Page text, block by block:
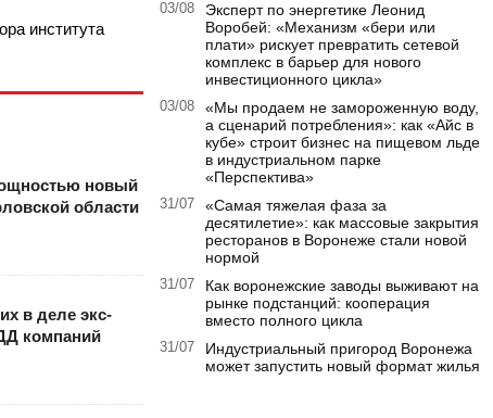
института
новый
области
в деле экс-
компаний
03/08
Эксперт по энергетике Леонид
Воробей: «Механизм «бери или
плати» рискует превратить сетевой
комплекс в барьер для нового
инвестиционного цикла»
03/08
«Мы продаем не замороженную воду,
а сценарий потребления»: как «Айс в
кубе» строит бизнес на пищевом льде
в индустриальном парке
«Перспектива»
31/07
«Самая тяжелая фаза за
десятилетие»: как массовые закрытия
ресторанов в Воронеже стали новой
нормой
31/07
Как воронежские заводы выживают на
рынке подстанций: кооперация
вместо полного цикла
31/07
Индустриальный пригород Воронежа
может запустить новый формат жилья